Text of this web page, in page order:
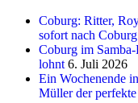
Coburg: Ritter,
sofort nach
Coburg im
lohnt 6. Juli 2026
Ein Wochenende
Müller der